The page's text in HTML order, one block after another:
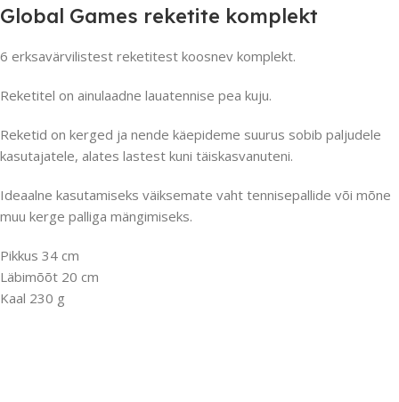
Global Games reketite komplekt
6 erksavärvilistest reketitest koosnev komplekt.
Reketitel on ainulaadne lauatennise pea kuju.
Reketid on kerged ja nende käepideme suurus sobib paljudele
kasutajatele, alates lastest kuni täiskasvanuteni.
Ideaalne kasutamiseks väiksemate vaht tennisepallide või mõne
muu kerge palliga mängimiseks.
Pikkus 34 cm
Läbimõõt 20 cm
Kaal 230 g